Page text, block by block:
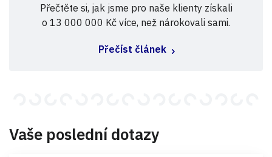
Přečtěte si, jak jsme pro naše klienty získali
o 13 000 000 Kč více, než nárokovali sami.
Přečíst článek
Vaše poslední dotazy